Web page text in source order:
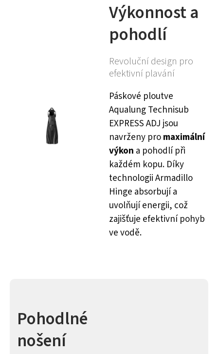
Výkonnost a
pohodlí
Revoluční design pro
efektivní plavání
Páskové ploutve
Aqualung Technisub
EXPRESS ADJ jsou
navrženy promaximální
výkon a pohodlí při
každém kopu. Díky
technologii Armadillo
Hinge absorbují a
uvolňují energii, což
zajišťuje efektivní pohyb
ve vodě.
Pohodlné
nošení